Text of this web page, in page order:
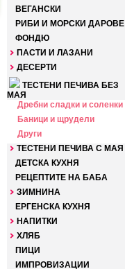
ВЕГАНСКИ
РИБИ И МОРСКИ ДАРОВЕ
ФОНДЮ
ПАСТИ И ЛАЗАНИ
ДЕСЕРТИ
ТЕСТЕНИ ПЕЧИВА БЕЗ
МАЯ
Дребни сладки и соленки
Баници и щрудели
Други
ТЕСТЕНИ ПЕЧИВА С МАЯ
ДЕТСКА КУХНЯ
РЕЦЕПТИТЕ НА БАБА
ЗИМНИНА
ЕРГЕНСКА КУХНЯ
НАПИТКИ
ХЛЯБ
ПИЦИ
ИМПРОВИЗАЦИИ